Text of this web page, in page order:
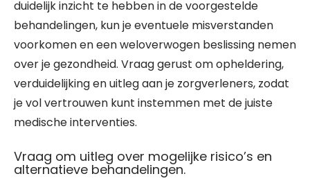
duidelijk inzicht te hebben in de voorgestelde
behandelingen, kun je eventuele misverstanden
voorkomen en een weloverwogen beslissing nemen
over je gezondheid. Vraag gerust om opheldering,
verduidelijking en uitleg aan je zorgverleners, zodat
je vol vertrouwen kunt instemmen met de juiste
medische interventies.
Vraag om uitleg over mogelijke risico’s en
alternatieve behandelingen.